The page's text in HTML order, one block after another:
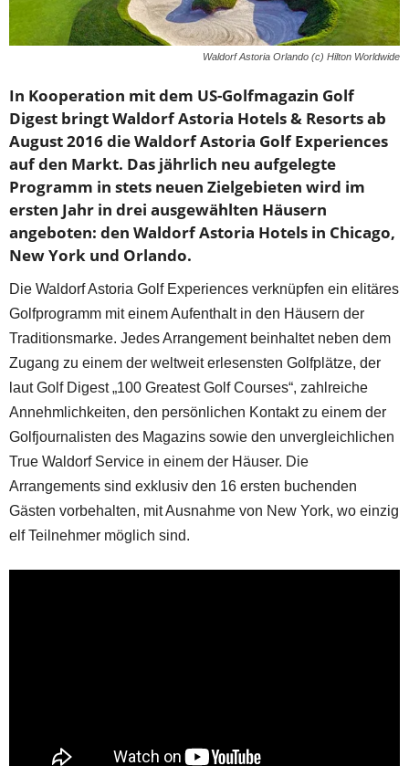
Waldorf Astoria Orlando (c) Hilton Worldwide
In Kooperation mit dem US-Golfmagazin Golf
Digest bringt Waldorf Astoria Hotels & Resorts ab
August 2016 die Waldorf Astoria Golf Experiences
auf den Markt. Das jährlich neu aufgelegte
Programm in stets neuen Zielgebieten wird im
ersten Jahr in drei ausgewählten Häusern
angeboten: den Waldorf Astoria Hotels in Chicago,
New York und Orlando.
Die Waldorf Astoria Golf Experiences verknüpfen ein elitäres
Golfprogramm mit einem Aufenthalt in den Häusern der
Traditionsmarke. Jedes Arrangement beinhaltet neben dem
Zugang zu einem der weltweit erlesensten Golfplätze, der
laut Golf Digest „100 Greatest Golf Courses“, zahlreiche
Annehmlichkeiten, den persönlichen Kontakt zu einem der
Golfjournalisten des Magazins sowie den unvergleichlichen
True Waldorf Service in einem der Häuser. Die
Arrangements sind exklusiv den 16 ersten buchenden
Gästen vorbehalten, mit Ausnahme von New York, wo einzig
elf Teilnehmer möglich sind.